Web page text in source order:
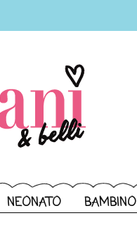
NEONATO BAMBINO